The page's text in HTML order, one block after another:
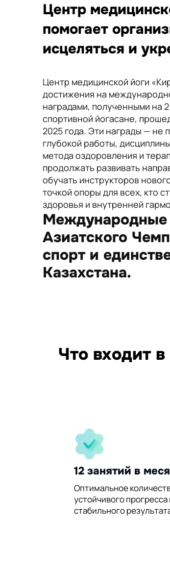
Центр
помогает
исцеляться и
15
30%
60%
Центр медицинской йоги
достижения на
наградами, полученными на
спортивной йогасане,
2025 года. Эти награды — не
глубокой работы,
метода оздоровления и
продолжать развивать
обучать инструкторов
точкой опоры для всех, кто
здоровья и внутренней
Международные
Азиатского
спорт и
Казахстана.
Что входит
12 занятий в
Оптимальное
устойчивого прогресса
стабильного